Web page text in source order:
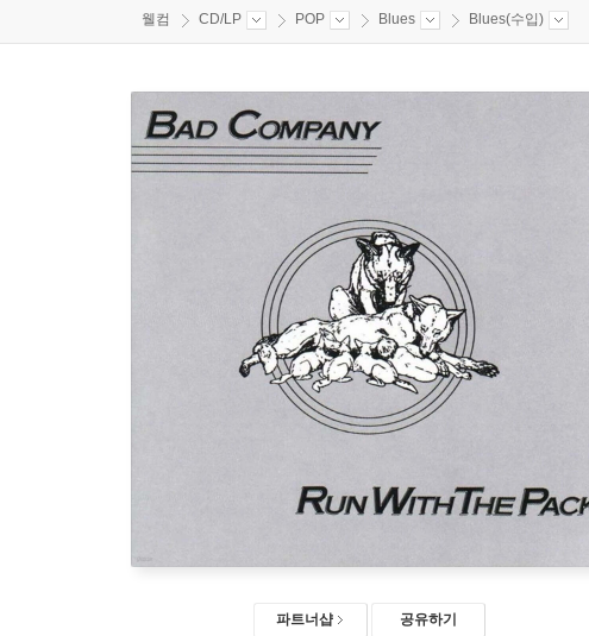
웰컴 CD/LP POP Blues Blues(수입)
파트너샵 공유하기